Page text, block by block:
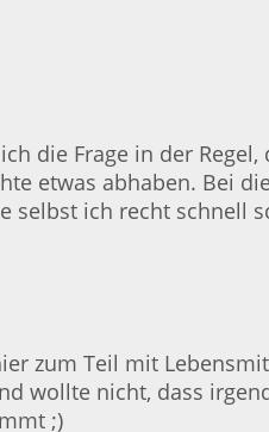
die Frage in der
etwas abhaben. Bei
selbst ich recht schnell
zum Teil mit
wollte nicht, dass
;)